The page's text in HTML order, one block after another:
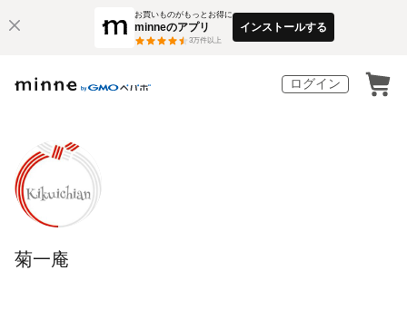
お買いものがもっとお得に
minneのアプリ
3万件以上
インストールする
ログイン
菊一庵